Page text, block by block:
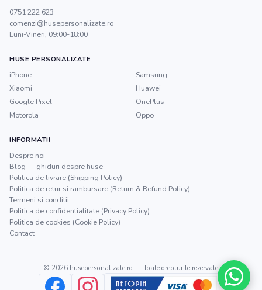
0751 222 623
comenzi@husepersonalizate.ro
Luni-Vineri, 09:00-18:00
HUSE PERSONALIZATE
iPhone
Samsung
Xiaomi
Huawei
Google Pixel
OnePlus
Motorola
Oppo
INFORMATII
Despre noi
Blog — ghiduri despre huse
Politica de livrare (Shipping Policy)
Politica de retur si rambursare (Return & Refund Policy)
Termeni si conditii
Politica de confidentialitate (Privacy Policy)
Politica de cookies (Cookie Policy)
Contact
© 2026 husepersonalizate.ro — Toate drepturile rezervate